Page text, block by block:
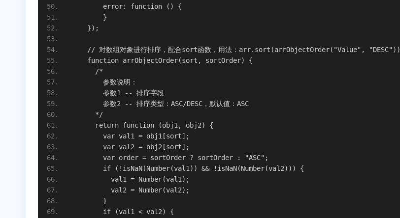
        error: function () {
        }
    });
    // 对数组对象进行排序，配合sort函数，用法：arr.sort(arrObjectOrder("Value", "DESC"))
    function arrObjectOrder(sort, sortOrder) {
      /*
        参数说明：
        参数1 -- 排序字段
        参数2 -- 排序类型：ASC/DESC，默认值：ASC
      */
      return function (obj1, obj2) {
        var val1 = obj1[sort];
        var val2 = obj2[sort];
        var order = sortOrder ? sortOrder : "ASC";
        if (!isNaN(Number(val1)) && !isNaN(Number(val2))) {
          val1 = Number(val1);
          val2 = Number(val2);
        }
        if (val1 < val2) {